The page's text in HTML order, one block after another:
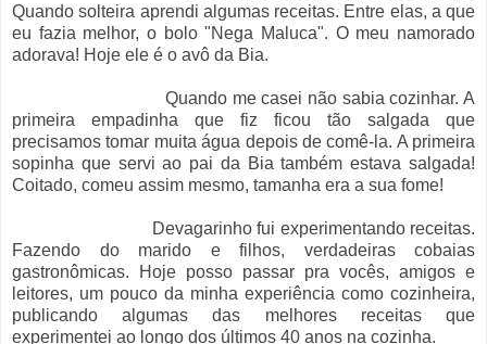
Quando solteira aprendi algumas receitas. Entre elas, a que
eu fazia melhor, o bolo "Nega Maluca". O meu namorado
adorava! Hoje ele é o avô da Bia.
Quando me casei não sabia cozinhar. A
primeira empadinha que fiz ficou tão salgada que
precisamos tomar muita água depois de comê-la. A primeira
sopinha que servi ao pai da Bia também estava salgada!
Coitado, comeu assim mesmo, tamanha era a sua fome!
Devagarinho fui experimentando receitas.
Fazendo do marido e filhos, verdadeiras cobaias
gastronômicas. Hoje posso passar pra vocês, amigos e
leitores, um pouco da minha experiência como cozinheira,
publicando algumas das melhores receitas que
experimentei ao longo dos últimos 40 anos na cozinha.